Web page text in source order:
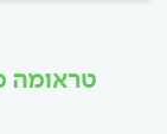
טראומה